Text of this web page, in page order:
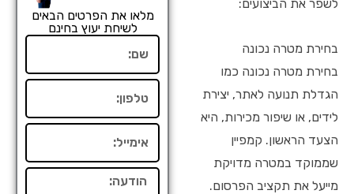
לשפר את הביצועים:
בחירת מטרה נכונה
בחירת מטרה נכונה כמו
הגדלת תנועה לאתר, יצירת
לידים, או שיפור מכירות, היא
הצעד הראשון. קמפיין
שממוקד במטרה מדויקת
מייעל את תקציב הפרסום.
מלאו את הפרטים הבאים
לשיחת יעוץ בחינם
הודעה